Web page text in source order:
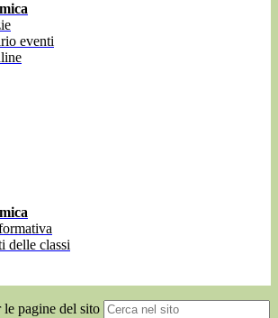
eventi
delle classi
pagine del sito